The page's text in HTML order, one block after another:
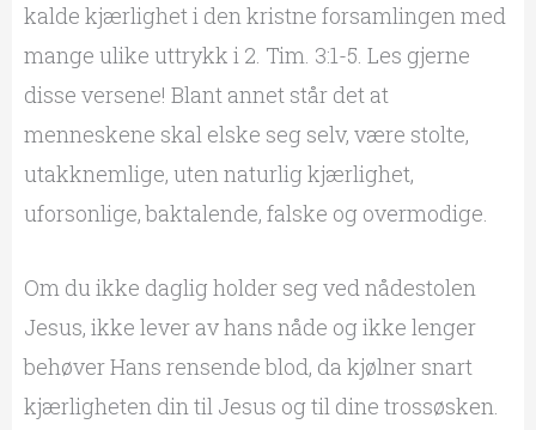
kalde kjærlighet i den kristne forsamlingen med
mange ulike uttrykk i 2. Tim. 3:1-5. Les gjerne
disse versene! Blant annet står det at
menneskene skal elske seg selv, være stolte,
utakknemlige, uten naturlig kjærlighet,
uforsonlige, baktalende, falske og overmodige.
Om du ikke daglig holder seg ved nådestolen
Jesus, ikke lever av hans nåde og ikke lenger
behøver Hans rensende blod, da kjølner snart
kjærligheten din til Jesus og til dine trossøsken.